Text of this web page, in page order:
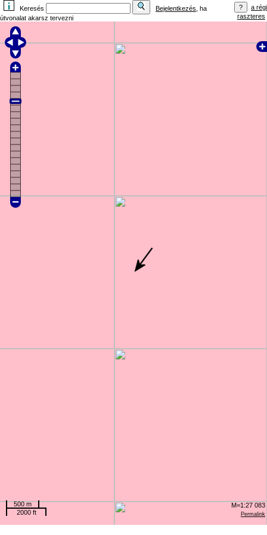
Keresés Bejelentkezés , ha
útvonalat akarsz tervezni
a régi
raszteres
Permalink
500 m
2000 ft
M=1:27 083